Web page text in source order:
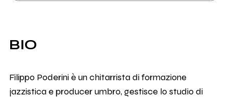
BIO
Filippo Poderini è un chitarrista di formazione
jazzistica e producer umbro, gestisce lo studio di